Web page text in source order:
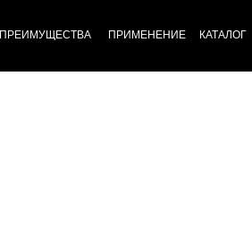
ПРЕИМУЩЕСТВА КАТАЛОГ
ПРИМЕНЕНИЕ